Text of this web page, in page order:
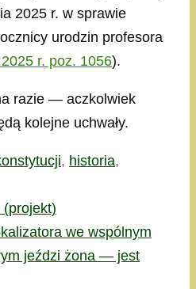
2025 r. w sprawie
urodzin profesora
r. poz. 1056).
razie — aczkolwiek
kolejne uchwały.
, historia,
we wspólnym
jeździ żona — jest